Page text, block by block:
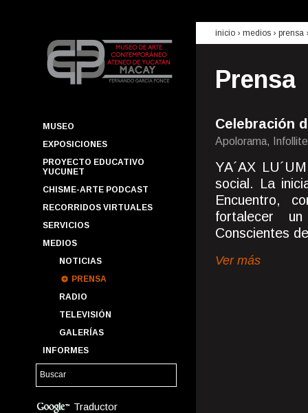
MUSEO
EXPOSICIONES
PROYECTO EDUCATIVO
YUCUNET
CHISME-ARTE PODCAST
RECORRIDOS VIRTUALES
SERVICIOS
MEDIOS
NOTICIAS
PRENSA
RADIO
TELEVISIÓN
GALERÍAS
INFORMES
Traductor
inicio › medios › prensa
Prensa
Celebración
Apolorama,
YA´AX
social. La
Encuentro,
fortalecer
Conscientes
Ver más